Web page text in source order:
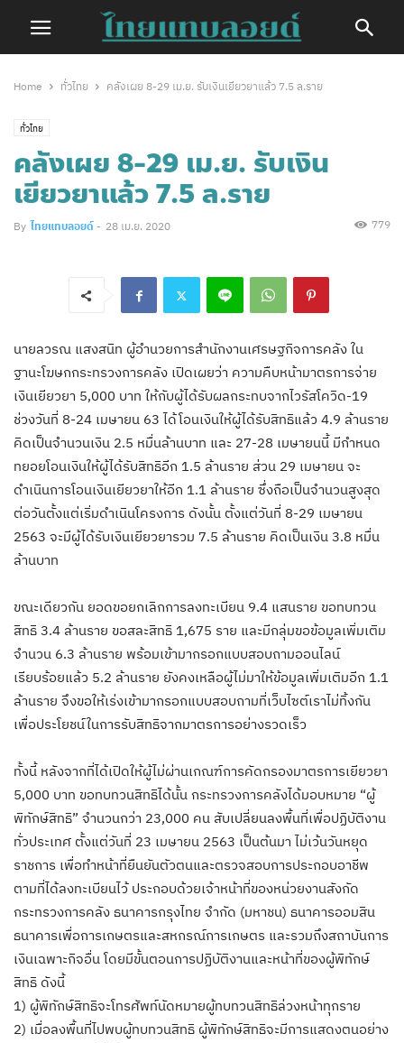
Home ทั่วไทย คลังเผย 8-29 เม.ย. รับเงินเยียวยาแล้ว 7.5 ล.ราย
ทั่วไทย
คลังเผย 8-29 เม.ย. รับเงิน
เยียวยาแล้ว 7.5 ล.ราย
By ไทยแทบลอยด์ - 28 เม.ย. 2020 779
นายลวรณ แสงสนิท ผู้อำนวยการสำนักงานเศรษฐกิจการคลัง ใน
ฐานะโฆษกกระทรวงการคลัง เปิดเผยว่า ความคืบหน้ามาตรการจ่าย
เงินเยียวยา 5,000 บาท ให้กับผู้ได้รับผลกระทบจากไวรัสโควิด-19
ช่วงวันที่ 8-24 เมษายน 63 ได้โอนเงินให้ผู้ได้รับสิทธิแล้ว 4.9 ล้านราย
คิดเป็นจำนวนเงิน 2.5 หมื่นล้านบาท และ 27-28 เมษายนนี้ มีกำหนด
ทยอยโอนเงินให้ผู้ได้รับสิทธิอีก 1.5 ล้านราย ส่วน 29 เมษายน จะ
ดำเนินการโอนเงินเยียวยาให้อีก 1.1 ล้านราย ซึ่งถือเป็นจำนวนสูงสุด
ต่อวันตั้งแต่เริ่มดำเนินโครงการ ดังนั้น ตั้งแต่วันที่ 8-29 เมษายน
2563 จะมีผู้ได้รับเงินเยียวยารวม 7.5 ล้านราย คิดเป็นเงิน 3.8 หมื่น
ล้านบาท
ขณะเดียวกัน ยอดขอยกเลิกการลงทะเบียน 9.4 แสนราย ขอทบทวน
สิทธิ 3.4 ล้านราย ขอสละสิทธิ 1,675 ราย และมีกลุ่มขอข้อมูลเพิ่มเติม
จำนวน 6.3 ล้านราย พร้อมเข้ามากรอกแบบสอบถามออนไลน์
เรียบร้อยแล้ว 5.2 ล้านราย ยังคงเหลือผู้ไม่มาให้ข้อมูลเพิ่มเติมอีก 1.1
ล้านราย จึงขอให้เร่งเข้ามากรอกแบบสอบถามที่เว็บไซต์เราไม่ทิ้งกัน
เพื่อประโยชน์ในการรับสิทธิจากมาตรการอย่างรวดเร็ว
ทั้งนี้ หลังจากที่ได้เปิดให้ผู้ไม่ผ่านเกณฑ์การคัดกรองมาตรการเยียวยา
5,000 บาท ขอทบทวนสิทธิได้นั้น กระทรวงการคลังได้มอบหมาย “ผู้
พิทักษ์สิทธิ” จำนวนกว่า 23,000 คน สับเปลี่ยนลงพื้นที่เพื่อปฏิบัติงาน
ทั่วประเทศ ตั้งแต่วันที่ 23 เมษายน 2563 เป็นต้นมา ไม่เว้นวันหยุด
ราชการ เพื่อทำหน้าที่ยืนยันตัวตนและตรวจสอบการประกอบอาชีพ
ตามที่ได้ลงทะเบียนไว้ ประกอบด้วยเจ้าหน้าที่ของหน่วยงานสังกัด
กระทรวงการคลัง ธนาคารกรุงไทย จำกัด (มหาชน) ธนาคารออมสิน
ธนาคารเพื่อการเกษตรและสหกรณ์การเกษตร และรวมถึงสถาบันการ
เงินเฉพาะกิจอื่น โดยมีขั้นตอนการปฏิบัติงานและหน้าที่ของผู้พิทักษ์
สิทธิ ดังนี้
1) ผู้พิทักษ์สิทธิจะโทรศัพท์นัดหมายผู้ทบทวนสิทธิล่วงหน้าทุกราย
2) เมื่อลงพื้นที่ไปพบผู้ทบทวนสิทธิ ผู้พิทักษ์สิทธิจะมีการแสดงตนอย่าง